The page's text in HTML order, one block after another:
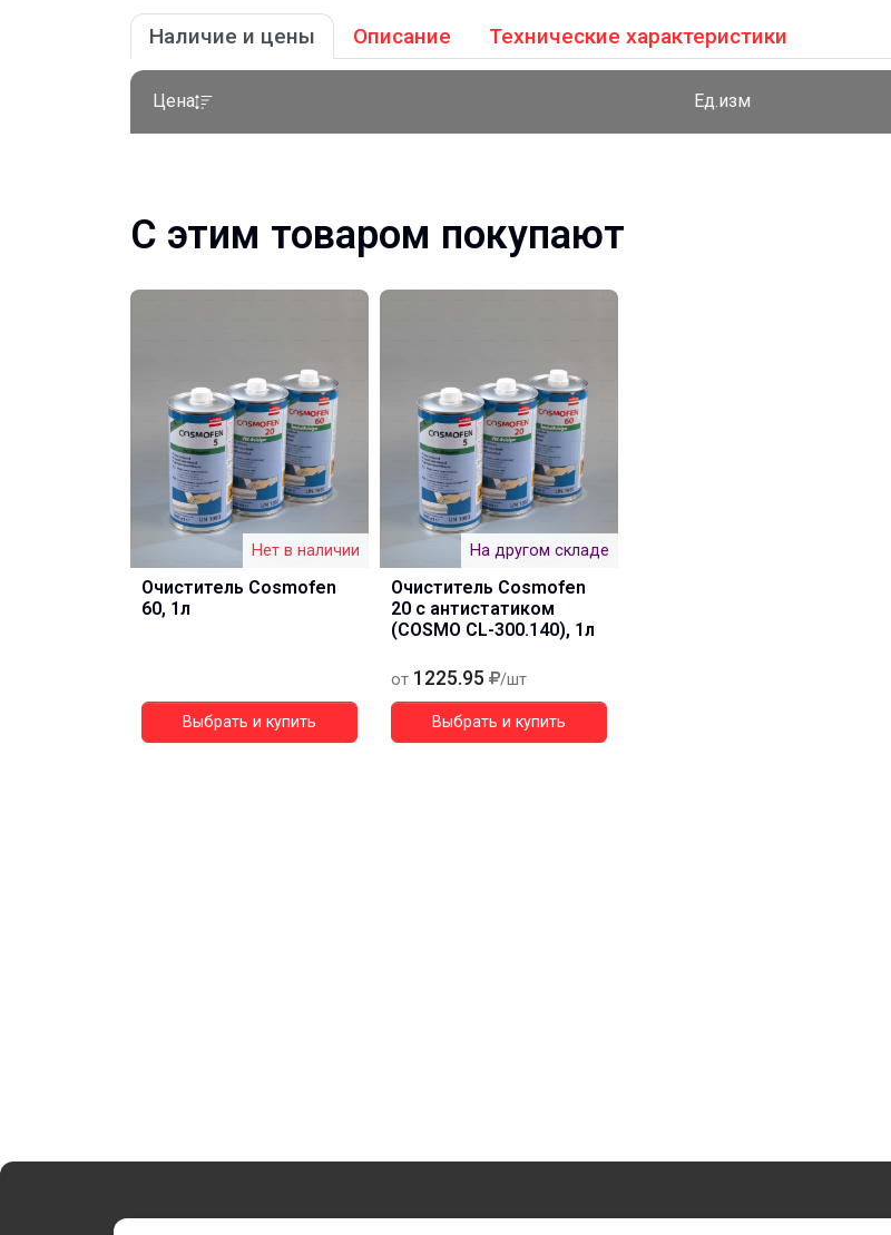
Наличие и цены Описание Технические характеристики
Цена Ед.изм
С этим товаром покупают
Нет в наличии
Очиститель Cosmofen
60, 1л
Выбрать и купить
На другом складе
Очиститель Cosmofen
20 с антистатиком
(COSMO CL-300.140), 1л
от 1225.95 /шт
Выбрать и купить